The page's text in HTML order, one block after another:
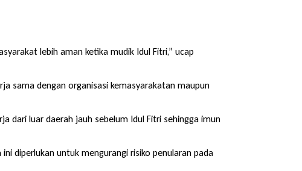
lebih aman ketika mudik Idul Fitri,” ucap
sama dengan organisasi kemasyarakatan maupun
dari luar daerah jauh sebelum Idul Fitri sehingga imun
diperlukan untuk mengurangi risiko penularan pada